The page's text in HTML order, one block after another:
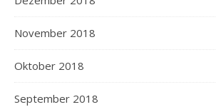
November 2018
Oktober 2018
September 2018